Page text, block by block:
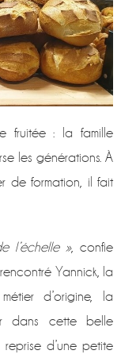
fruitée : la famille
les générations. À
de formation, il fait
l’échelle », confie
Yannick, la
d’origine, la
dans cette belle
d’une petite